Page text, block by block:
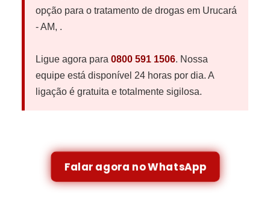
opção para o tratamento de drogas em Urucará
- AM, .
Ligue agora para 0800 591 1506. Nossa
equipe está disponível 24 horas por dia. A
ligação é gratuita e totalmente sigilosa.
Falar agora no WhatsApp